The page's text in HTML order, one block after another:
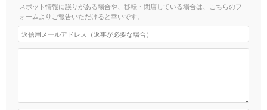
スポット情報に誤りがある場合や、移転・閉店している場合は、こちらのフ
ォームよりご報告いただけると幸いです。